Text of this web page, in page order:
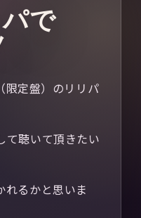
で
限定盤）のリリパ
て聴いて頂きたい
れるかと思いま